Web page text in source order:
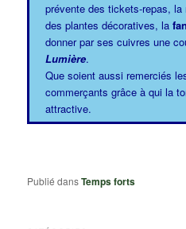
prévente des tickets-repas,
des plantes décoratives, la
donner par ses cuivres une
Lumière.
Que soient aussi remerciés
commerçants grâce à qui la
attractive.
Publié dansTemps forts